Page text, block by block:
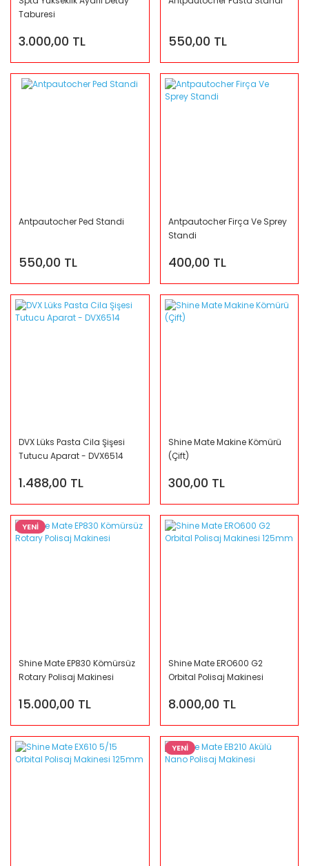
Taburesi
3.000,00 TL 550,00 TL
Antpautocher Ped Standi
550,00 TL
Antpautocher Firça Ve Sprey
Standi
400,00 TL
DVX Lüks Pasta Cila Şişesi
Tutucu Aparat - DVX6514
1.488,00 TL
Shine Mate Makine Kömürü
(Çift)
300,00 TL
YENİ
Shine Mate EP830 Kömürsüz
Rotary Polisaj Makinesi
15.000,00 TL
Shine Mate ERO600 G2
Orbital Polisaj Makinesi
8.000,00 TL
YENİ